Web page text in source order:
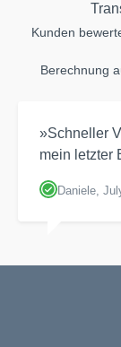
Kunden
Berechnung
»Schneller
mein letzter
Daniele,